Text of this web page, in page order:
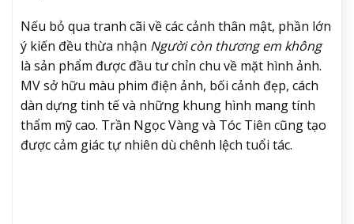
Nếu bỏ qua tranh cãi về các cảnh thân mật, phần lớn
ý kiến đều thừa nhận Người còn thương em không
là sản phẩm được đầu tư chỉn chu về mặt hình ảnh.
MV sở hữu màu phim điện ảnh, bối cảnh đẹp, cách
dàn dựng tinh tế và những khung hình mang tính
thẩm mỹ cao. Trần Ngọc Vàng và Tóc Tiên cũng tạo
được cảm giác tự nhiên dù chênh lệch tuổi tác.